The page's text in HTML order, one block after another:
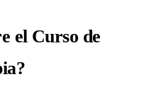
el Curso de